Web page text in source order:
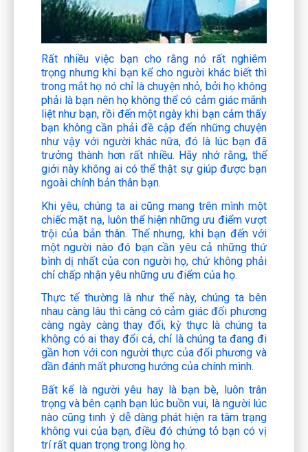
Rất nhiều việc bạn cho rằng nó rất nghiêm
trọng nhưng khi bạn kể cho người khác biết thì
trong mắt họ nó chỉ là chuyện nhỏ, bởi họ không
phải là bạn nên họ không thể có cảm giác mãnh
liệt như bạn, rồi đến một ngày khi bạn cảm thấy
bạn không cần phải đề cập đến những chuyện
như vậy với người khác nữa, đó là lúc bạn đã
trưởng thành hơn rất nhiều. Hãy nhớ rằng, thế
giới này không ai có thể thật sự giúp được bạn
ngoài chính bản thân bạn.
Khi yêu, chúng ta ai cũng mang trên mình một
chiếc mặt nạ, luôn thể hiện những ưu điểm vượt
trội của bản thân. Thế nhưng, khi bạn đến với
một người nào đó bạn cần yêu cả những thứ
bình dị nhất của con người họ, chứ không phải
chỉ chấp nhận yêu những ưu điểm của họ.
Thực tế thường là như thế này, chúng ta bên
nhau càng lâu thì càng có cảm giác đối phương
càng ngày càng thay đổi, kỳ thực là chúng ta
không có ai thay đổi cả, chỉ là chúng ta đang đi
gần hơn với con người thực của đối phương và
dần đánh mất phương hướng của chính mình.
Bất kể là người yêu hay là bạn bè, luôn trân
trọng và bên cạnh bạn lúc buồn vui, là người lúc
nào cũng tinh ý dễ dàng phát hiện ra tâm trạng
không vui của bạn, điều đó chứng tỏ bạn có vị
trí rất quan trọng trong lòng họ.